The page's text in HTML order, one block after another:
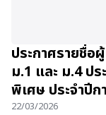
ประกาศรายชื่อ
ม.1 และ ม.4 ป
พิเศษ ประจำปี
22/03/2026